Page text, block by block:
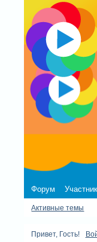
Форум
Активные темы
Привет, Гость!